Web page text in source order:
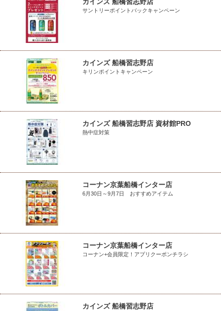
カインズ 船橋習志野店
サントリーポイントバックキャンペーン
カインズ 船橋習志野店
キリンポイントキャンペーン
カインズ 船橋習志野店 資材館PRO
熱中症対策
コーナン京葉船橋インター店
6月30日～9月7日 おすすめアイテム
コーナン京葉船橋インター店
コーナン+会員限定！アプリクーポンチラシ
カインズ 船橋習志野店